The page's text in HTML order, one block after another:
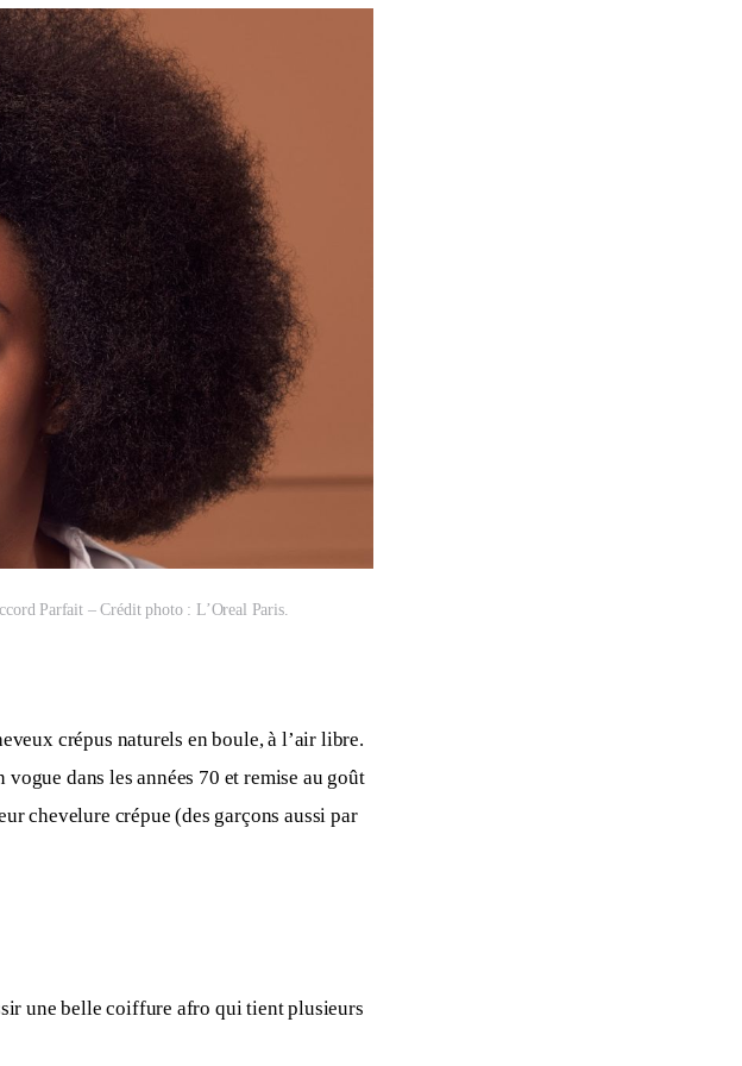
Parfait – Crédit photo : L’Oreal Paris.
crépus naturels en boule, à l’air libre.
dans les années 70 et remise au goût
chevelure crépue (des garçons aussi par
une belle coiffure afro qui tient plusieurs